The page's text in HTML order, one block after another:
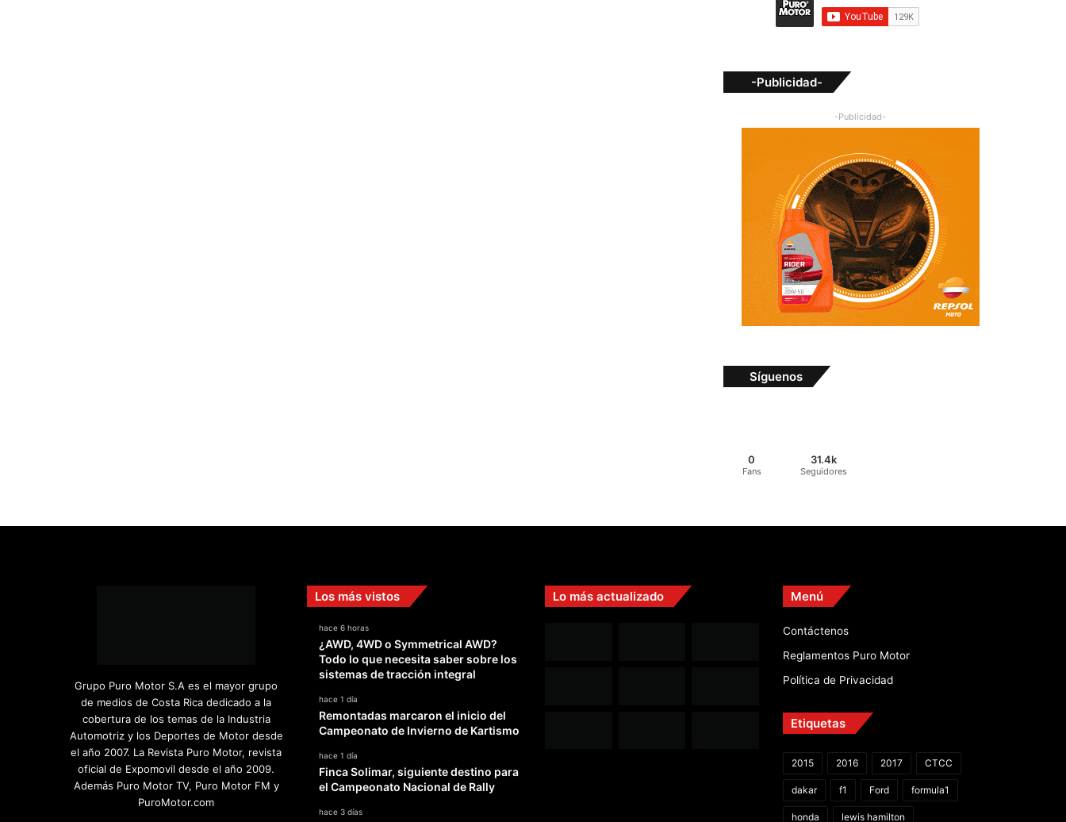
-Publicidad-
-Publicidad-
Síguenos
0
Fans
31.4k
Seguidores
Grupo Puro Motor S.A es el mayor grupo
de medios de Costa Rica dedicado a la
cobertura de los temas de la Industria
Automotriz y los Deportes de Motor desde
el año 2007. La Revista Puro Motor, revista
oficial de Expomovil desde el año 2009.
Además Puro Motor TV, Puro Motor FM y
PuroMotor.com
Los más vistos
hace 6 horas
¿AWD, 4WD o Symmetrical AWD?
Todo lo que necesita saber sobre los
sistemas de tracción integral
hace 1 día
Remontadas marcaron el inicio del
Campeonato de Invierno de Kartismo
hace 1 día
Finca Solimar, siguiente destino para
el Campeonato Nacional de Rally
hace 3 días
Lo más actualizado Menú
Contáctenos
Reglamentos Puro Motor
Política de Privacidad
Etiquetas
2015 2016 2017 CTCC
dakar f1 Ford formula1
honda lewis hamilton